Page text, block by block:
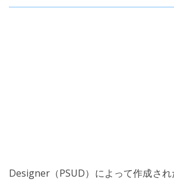
Designer（PSUD）によって作成さ